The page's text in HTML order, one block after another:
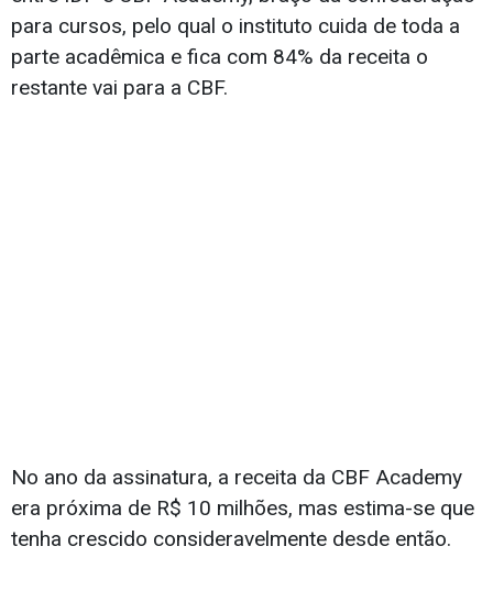
para cursos, pelo qual o instituto cuida de toda a
parte acadêmica e fica com 84% da receita o
restante vai para a CBF.
No ano da assinatura, a receita da CBF Academy
era próxima de R$ 10 milhões, mas estima-se que
tenha crescido consideravelmente desde então.